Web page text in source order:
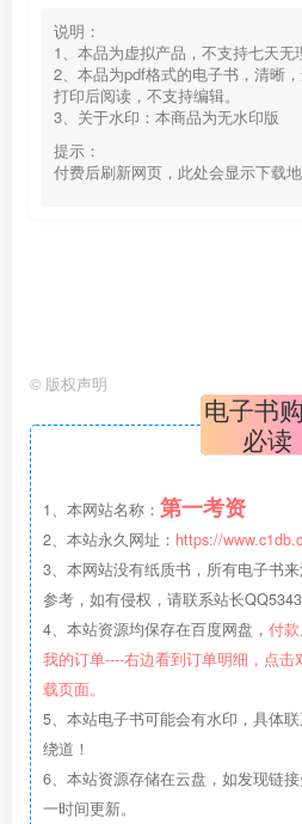
说明：
1、本品为虚拟产品，不支持七天无
2、本品为pdf格式的电子书，清晰
打印后阅读，不支持编辑。
3、关于水印：本商品为无水印版
提示：
付费后刷新网页，此处会显示下载地
© 版权声明
电子书
必读
1、本网站名称： 第一考资
2、本站永久网址： https://
3、本网站没有纸质书，所有电子书
参考，如有侵权，请联系站长
4、本站资源均保存在百度网盘， 付
我的订单----右边看到订单明细，点
载页面。
5、本站电子书可能会有水印，具体
绕道！
6、本站资源存储在云盘，如发现链
一时间更新。